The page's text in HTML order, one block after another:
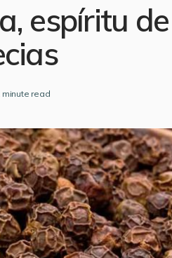
espíritu
minute read